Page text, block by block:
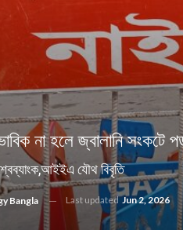
না হলে জ্বালানি সংকটে
যৌথ বিবৃতি
Bangla Last updatedJun 2, 2026